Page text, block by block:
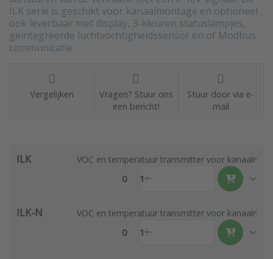
ILK serie is geschikt voor kanaalmontage en optioneel
ook leverbaar met display, 3-kleuren statuslampjes,
geïntegreerde luchtvochtigheidssensor en of Modbus
communicatie.
Vergelijken
Vragen? Stuur ons
een bericht!
Stuur door via e-
mail
ILK VOC en temperatuur transmitter voor
0 1
ILK-N VOC en temperatuur transmitter voor
0 1